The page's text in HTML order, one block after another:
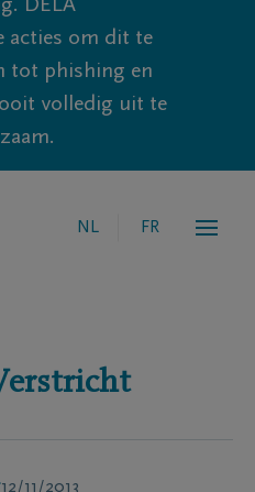
DELA
acties om dit te
tot phishing en
volledig uit te
NL FR
12/11/2013